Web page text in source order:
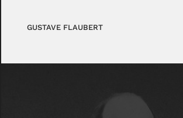
GUSTAVE FLAUBERT